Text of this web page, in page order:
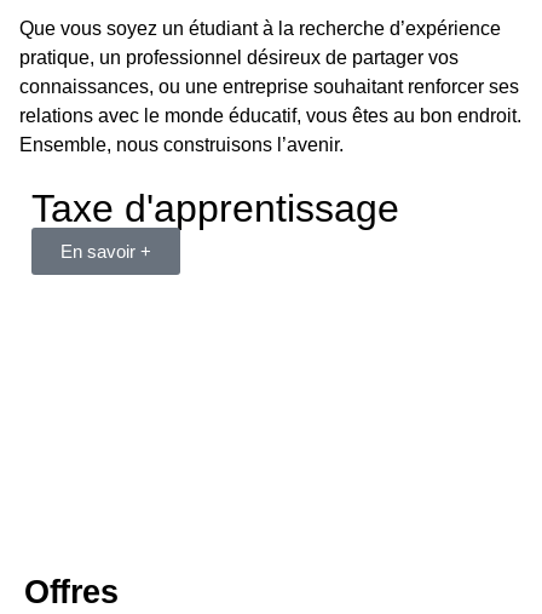
Que vous soyez un étudiant à la recherche d’expérience
pratique, un professionnel désireux de partager vos
connaissances, ou une entreprise souhaitant renforcer ses
relations avec le monde éducatif, vous êtes au bon endroit.
Ensemble, nous construisons l’avenir.
Taxe d'apprentissage
En savoir +
Offres